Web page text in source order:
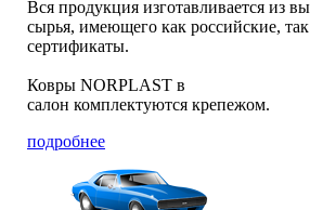
Вся продукция изготавливается из
сырья, имеющего как российские,
сертификаты.
Ковры NORPLAST в
салон комплектуются крепежом.
подробнее